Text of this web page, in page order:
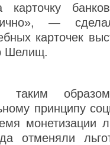
карточку
—
карточек
Шелищ.
таким
принципу
монетизации
отменяли